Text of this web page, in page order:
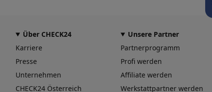
Über CHECK24
Karriere
Presse
Unternehmen
CHECK24 Österreich
Unsere Partner
Partnerprogramm
Profi werden
Affiliate werden
Werkstattpartner werden